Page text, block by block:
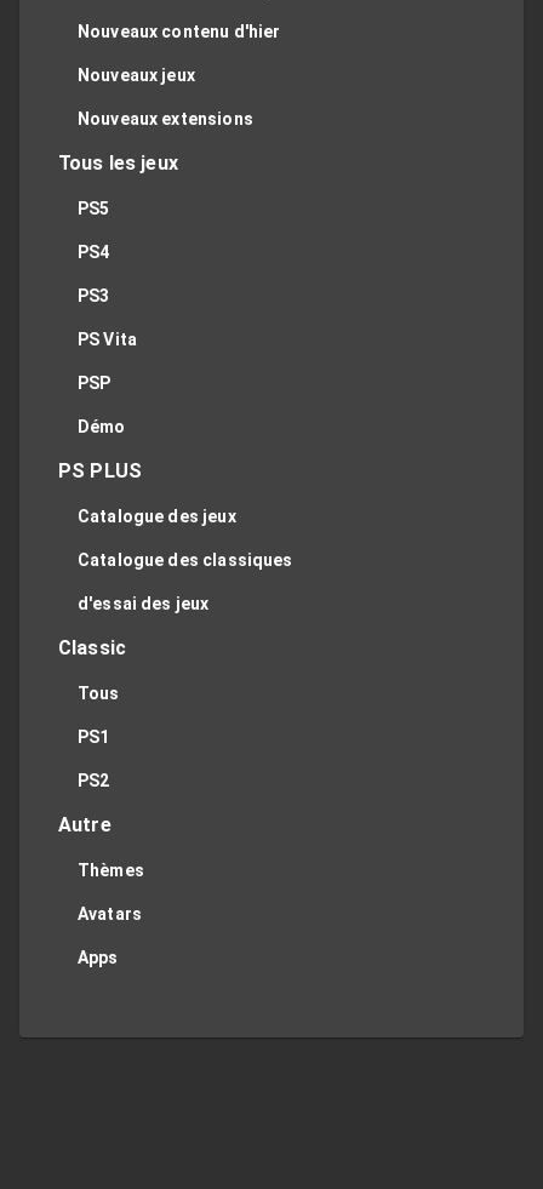
Nouveaux contenu d'hier
Nouveaux jeux
Nouveaux extensions
Tous les jeux
PS5
PS4
PS3
PS Vita
PSP
Démo
PS PLUS
Catalogue des jeux
Catalogue des classiques
d'essai des jeux
Classic
Tous
PS1
PS2
Autre
Thèmes
Avatars
Apps